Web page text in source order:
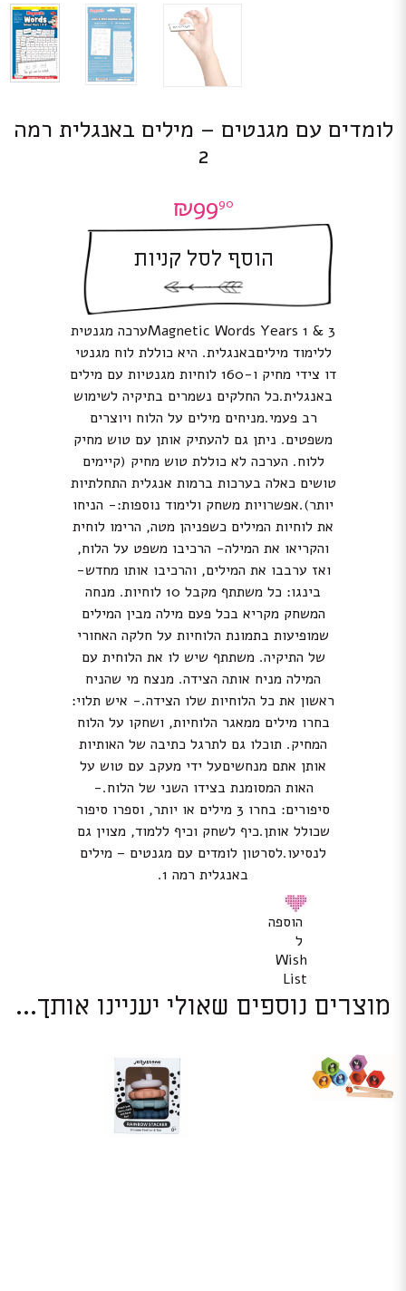
לומדים עם מגנטים – מילים באנגלית רמה
2
₪9990
הוסף לסל קניות
Magnetic Words Years 1 & 3ערכה מגנטית
ללימוד מיליםבאנגלית. היא כוללת לוח מגנטי
דו צידי מחיק ו-160 לוחיות מגנטיות עם מילים
באנגלית.כל החלקים נשמרים בתיקיה לשימוש
רב פעמי.מניחים מילים על הלוח ויוצרים
משפטים. ניתן גם להעתיק אותן עם טוש מחיק
ללוח. הערכה לא כוללת טוש מחיק (קיימים
טושים כאלה בערכות ברמות אנגלית התחלתיות
יותר).אפשרויות משחק ולימוד נוספות:- הניחו
את לוחיות המילים כשפניהן מטה, הרימו לוחית
והקריאו את המילה- הרכיבו משפט על הלוח,
ואז ערבבו את המילים, והרכיבו אותו מחדש-
בינגו: כל משתתף מקבל 10 לוחיות. מנחה
המשחק מקריא בכל פעם מילה מבין המילים
שמופיעות בתמונת הלוחיות על חלקה האחורי
של התיקיה. משתתף שיש לו את הלוחית עם
המילה מניח אותה הצידה. מנצח מי שהניח
ראשון את כל הלוחיות שלו הצידה.- איש תלוי:
בחרו מילים ממאגר הלוחיות, ושחקו על הלוח
המחיק. תוכלו גם לתרגל כתיבה של האותיות
אותן אתם מנחשיםעל ידי מעקב עם טוש על
האות המסומנת בצידו השני של הלוח.-
סיפורים: בחרו 3 מילים או יותר, וספרו סיפור
שכולל אותן.כיף לשחק וכיף ללמוד, מצוין גם
לנסיעו.לסרטון לומדים עם מגנטים – מילים
באנגלית רמה 1 .
הוספה
ל
Wish
List
מוצרים נוספים שאולי יעניינו אותך...